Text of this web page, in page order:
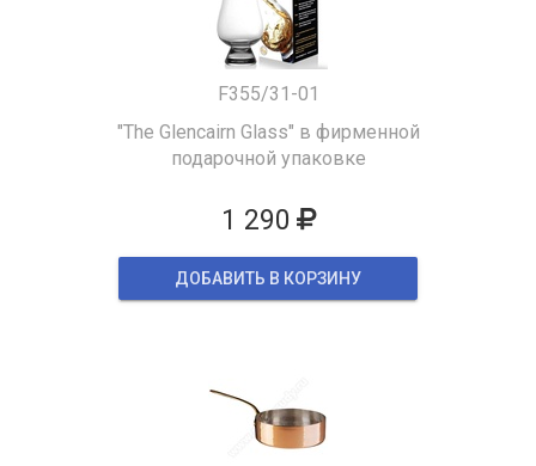
F355/31-01
"The Glencairn Glass" в фирменной
подарочной упаковке
1 290
ДОБАВИТЬ В КОРЗИНУ